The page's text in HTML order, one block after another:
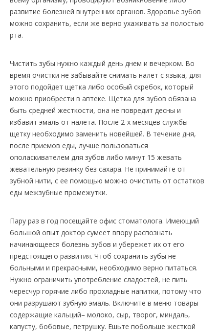
развитие болезней внутренних органов. Здоровье зубов
можно сохранить, если же верно ухаживать за полостью
рта.
Чистить зубы нужно каждый день днем и вечерком. Во
время очистки не забывайте снимать налет с языка, для
этого подойдет щетка либо особый скребок, который
можно приобрести в аптеке. Щетка для зубов обязана
быть средней жесткости, она не повредит десны и
избавит эмаль от налета. После 2-х месяцев службы
щетку необходимо заменить новейшей. В течение дня,
после приемов еды, лучше пользоваться
ополаскивателем для зубов либо минут 15 жевать
жевательную резинку без сахара. Не принимайте от
зубной нити, с ее помощью можно очистить от остатков
еды межзубные промежутки.
Пару раз в год посещайте офис стоматолога. Имеющий
большой опыт доктор сумеет впору распознать
начинающееся болезнь зубов и убережет их от его
предстоящего развития. Чтоб сохранить зубы не
больными и прекрасными, необходимо верно питаться.
Нужно ограничить употребление сладостей, не пить
чересчур горячие либо прохладные напитки, потому что
они разрушают зубную эмаль. Включите в меню товары
содержащие кальций– молоко, сыр, творог, миндаль,
капусту, бобовые, петрушку. Ешьте побольше жесткой